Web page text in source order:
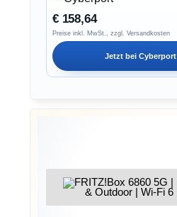
€ 158,64
Preise inkl. MwSt., zzgl. Versandkosten
Jetzt bei Cyberport